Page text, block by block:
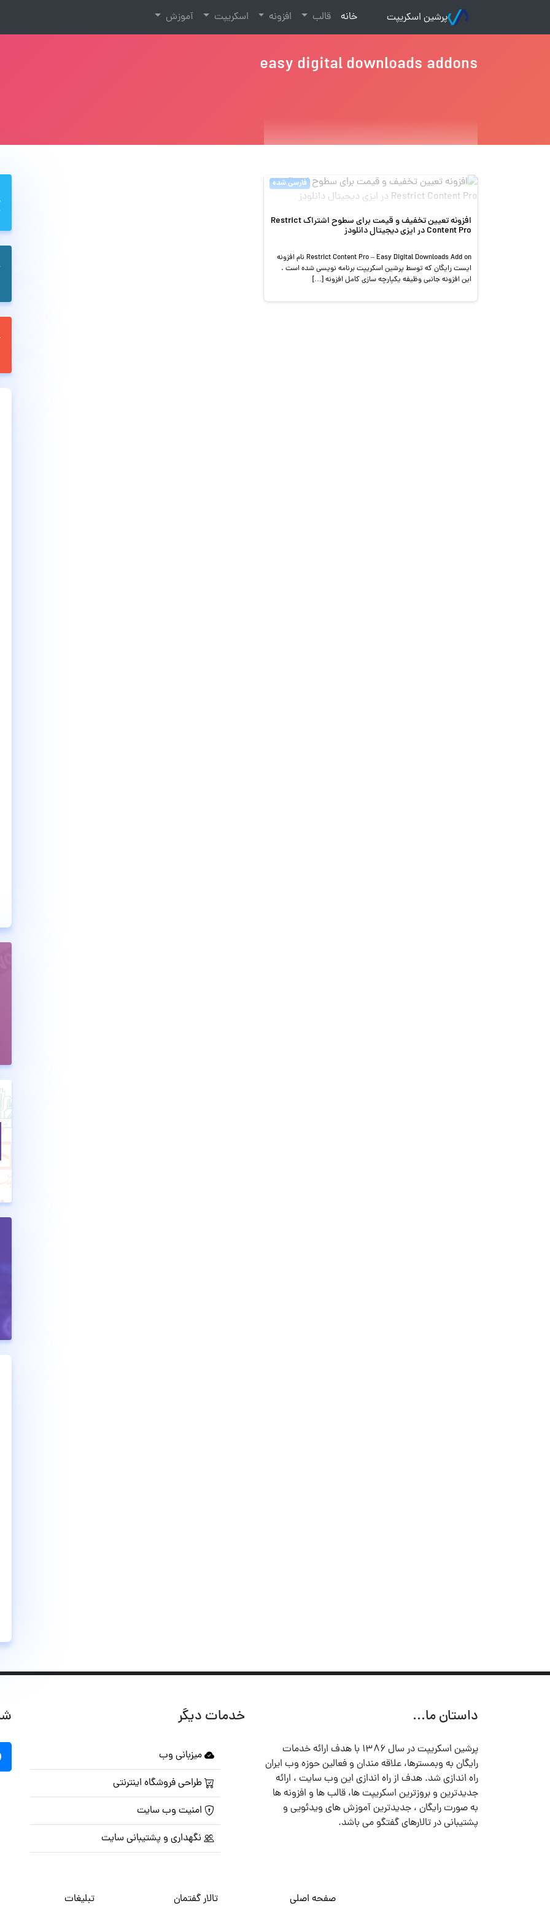
پرشین اسکریپت خانه
(current) قالب افزونه اسکریپت آموزش
easy digital downloads addons
فارسی شده
افزونه تعیین تخفیف و قیمت برای سطوح اشتراک Restrict
Content Pro در ایزی دیجیتال دانلودز
Restrict Content Pro – Easy Digital Downloads Add on نام افزونه
ایست رایگان که توسط پرشین اسکریپت برنامه نویسی شده است .
این افزونه جانبی وظیفه یکپارچه سازی کامل افزونه […]
داستان ما...
پرشین اسکریپت در سال ۱۳۸۶ با هدف ارائه خدمات
رایگان به وبمسترها، علاقه مندان و فعالین حوزه وب ایران
راه اندازی شد. هدف از راه اندازی این وب سایت ، ارائه
جدیدترین و بروزترین اسکریپت ها، قالب ها و افزونه ها
به صورت رایگان ، جدیدترین آموزش های ویدئویی و
پشتیبانی در تالارهای گفتگو می باشد.
خدمات دیگر
میزبانی وب
طراحی فروشگاه اینترنتی
امنیت وب سایت
نگهداری و پشتیبانی سایت
صفحه اصلی تالار گفتمان تبلیغات